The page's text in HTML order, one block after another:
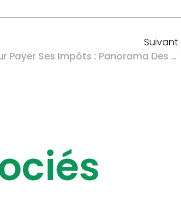
Suivant
Difficultés Pour Payer Ses Impôts : Panorama Des Solutions Pour Les Professionnels